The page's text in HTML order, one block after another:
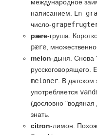
международное
написанием. En
число-
pære-груша.
pære ,
melon-дыня. Снова
русскоговорящего.
meloner . В
употребляется
(дословно
знать.
citron-лимон.